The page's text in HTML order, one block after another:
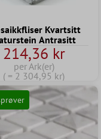
Kvartsitt
Antrasitt
214,36 kr
per Ark(er)
( = 2 304,95 kr)